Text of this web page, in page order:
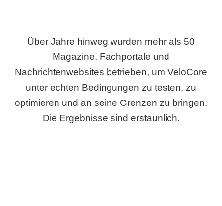
Über Jahre hinweg wurden mehr als 50
Magazine, Fachportale und
Nachrichtenwebsites betrieben, um VeloCore
unter echten Bedingungen zu testen, zu
optimieren und an seine Grenzen zu bringen.
Die Ergebnisse sind erstaunlich.